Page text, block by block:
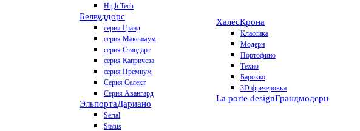
High Tech
Белвуддорс
серия Гранд
серия Максимум
серия Стандарт
серия Капричеза
серия Премиум
Серия Селект
Серия Авангард
ЭльпортаДариано
Serial
Status
ХалесКрона
Классика
Модерн
Портофино
Техно
Барокко
3D фрезеровка
La porte designГрандмодерн